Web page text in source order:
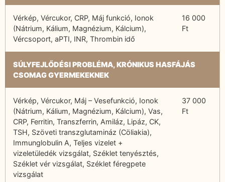
Vérkép, Vércukor, CRP, Máj funkció, Ionok
(Nátrium, Kálium, Magnézium, Kálcium),
Vércsoport, aPTI, INR, Thrombin idő
16 000
Ft
SÚLYFEJLŐDÉSI PROBLÉMA, KRÓNIKUS HASFÁJÁS
CSOMAG GYERMEKEKNEK
Vérkép, Vércukor, Máj – Vesefunkció, Ionok
(Nátrium, Kálium, Magnézium, Kálcium), Vas,
CRP, Ferritin, Transzferrin, Amiláz, Lipáz, CK,
TSH, Szöveti transzglutamináz (Cöliakia),
Immunglobulin A, Teljes vizelet +
vizeletüledék vizsgálat, Széklet tenyésztés,
Széklet vér vizsgálat, Széklet féregpete
vizsgálat
37 000
Ft